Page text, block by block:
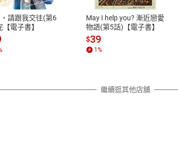
之權利，遽消費者保護法及通訊交
除權合理例外情事適用準則，依商
質各有不同規定。詳細退換貨說明
照各商品說明。
請跟我交往(第6
【電子書】
May I help you? 漸近戀愛
物語(第5話)【電子書】
$39
1%
繼續逛其他店舖